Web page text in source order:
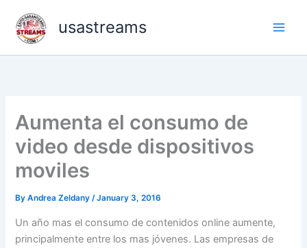
content
usastreams
Aumenta el consumo de
video desde dispositivos
moviles
ByAndrea Zeldany/January 3, 2016
Un año mas el consumo de contenidos online aumente,
principalmente entre los mas jóvenes. Las empresas de